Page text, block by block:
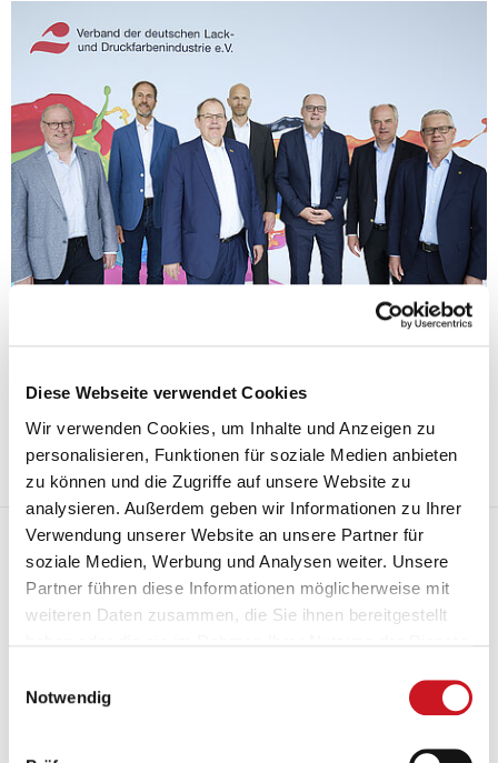
Diese Webseite verwendet Cookies
Wir verwenden Cookies, um Inhalte und Anzeigen zu
personalisieren, Funktionen für soziale Medien anbieten
zu können und die Zugriffe auf unsere Website zu
analysieren. Außerdem geben wir Informationen zu Ihrer
Verwendung unserer Website an unsere Partner für
soziale Medien, Werbung und Analysen weiter. Unsere
Partner führen diese Informationen möglicherweise mit
weiteren Daten zusammen, die Sie ihnen bereitgestellt
Notwendig
eines neuen Führungsteams die wirtschaftlichen Herausforderungen
und der EU-Green Deal im Mittelpunkt. Intensive Diskussionen und
spannende Vorträge boten den Teilnehmern wertvolle Einblicke und
Lösungsansätze für die Zukunft der Farbenindustrie.
Mehr
Ein "herausforderndes Jahr"